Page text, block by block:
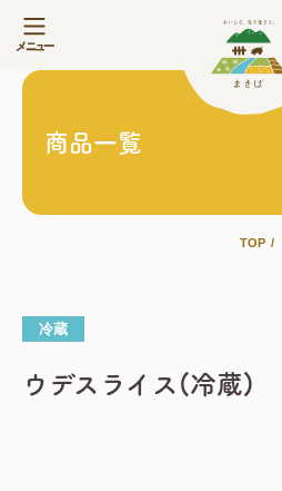
商品一覧
TOP
冷蔵
ウデスライス(冷蔵)